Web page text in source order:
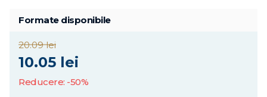
Formate disponibile
20.09 lei
10.05 lei
Reducere: -50%